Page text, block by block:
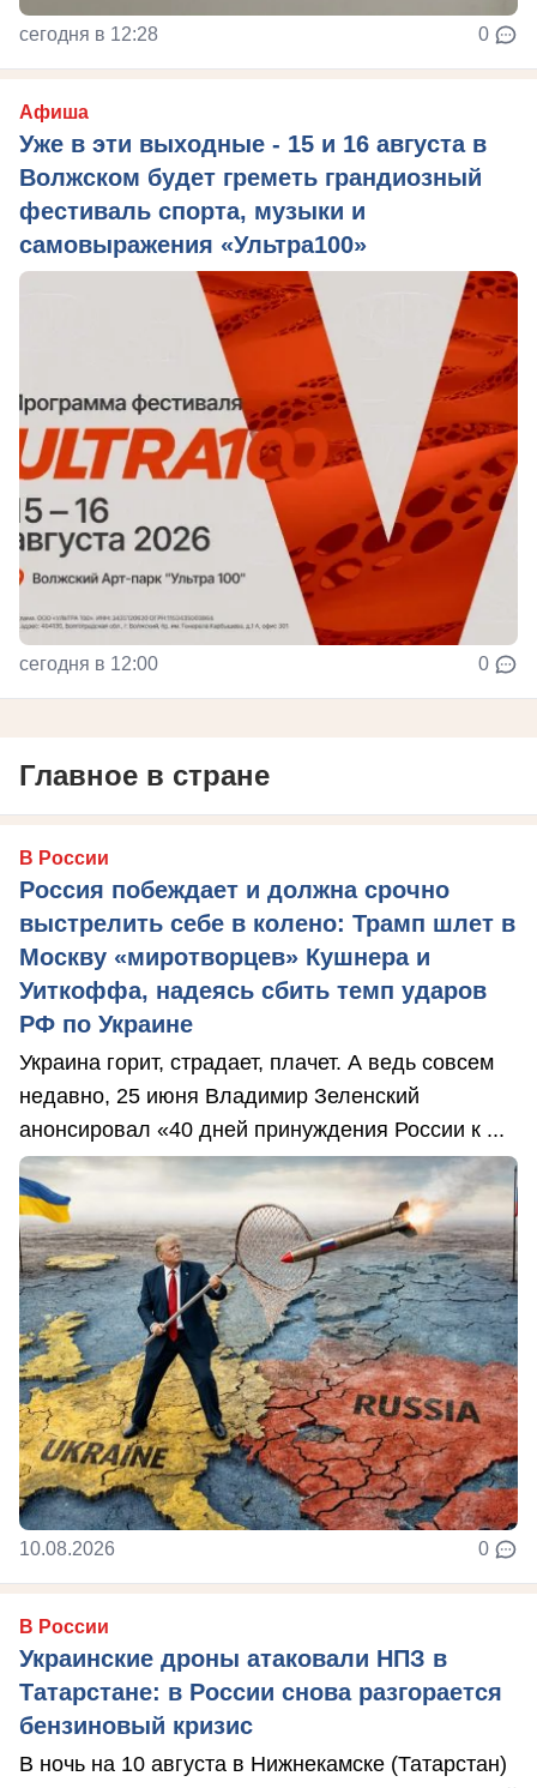
сегодня в 12:28 0
Афиша
Уже в эти выходные - 15 и 16 августа в
Волжском будет греметь грандиозный
фестиваль спорта, музыки и
самовыражения «Ультра100»
сегодня в 12:00 0
Главное в стране
В России
Россия побеждает и должна срочно
выстрелить себе в колено: Трамп шлет в
Москву «миротворцев» Кушнера и
Уиткоффа, надеясь сбить темп ударов
РФ по Украине
Украина горит, страдает, плачет. А ведь совсем
недавно, 25 июня Владимир Зеленский
анонсировал «40 дней принуждения России к ...
10.08.2026 0
В России
Украинские дроны атаковали НПЗ в
Татарстане: в России снова разгорается
бензиновый кризис
В ночь на 10 августа в Нижнекамске (Татарстан)